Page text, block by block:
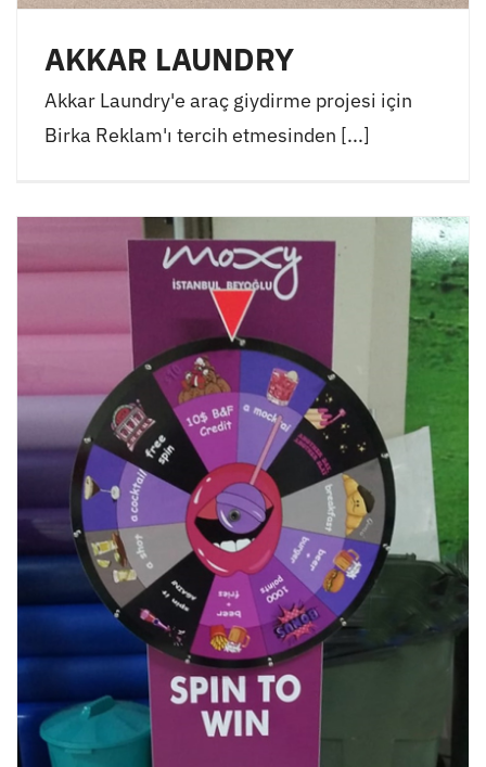
AKKAR LAUNDRY
Akkar Laundry'e araç giydirme projesi için
Birka Reklam'ı tercih etmesinden [...]